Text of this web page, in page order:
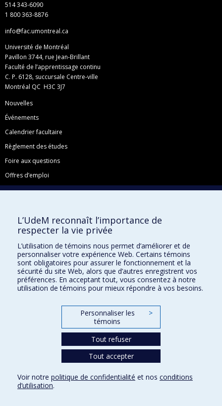
514 343-6090
1 800 363-8876
info@fac.umontreal.ca
Université de Montréal
Pavillon 3744, rue Jean-Brillant
Faculté de l’apprentissage continu
C. P. 6128, succursale Centre-ville
Montréal QC H3C 3J7
Nouvelles
Événements
Calendrier facultaire
Règlement des études
Foire aux questions
Offres d’emploi
Facebook
LinkedIn
YouTube
Toutes nos présences sociales
École de français
Centre de perfectionnement
Abonnez-vous à notre infolettre
Paramètres des témoins
L’UdeM reconnaît l’importance de
respecter la vie privée
L’utilisation de témoins nous permet d’améliorer et de
personnaliser votre expérience Web. Certains témoins
sont obligatoires pour assurer le fonctionnement et la
sécurité du site Web, alors que d’autres enregistrent vos
préférences. En acceptant tout, vous consentez à notre
utilisation de témoins pour mieux répondre à vos besoins.
Personnaliser les
témoins
>
Tout refuser
Tout accepter
Voir notre politique de confidentialité et nos conditions
d’utilisation.